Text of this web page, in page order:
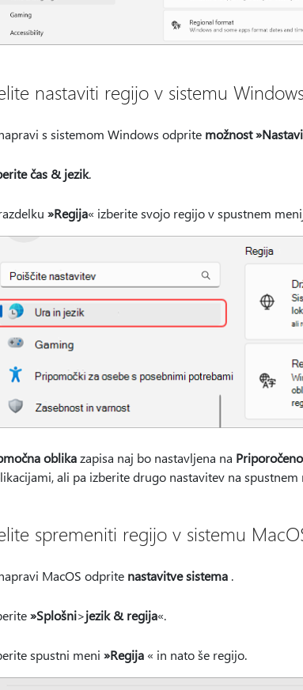
nastaviti regijo v sistemu
s sistemom Windows odprite možnost
čas & jezik.
»Regija« izberite svojo regijo v spustnem
oblikazapisa naj bo nastavljena na Priporočeno
ali pa izberite drugo nastavitev na spustnem
spremeniti regijo v sistemu
MacOS odprite nastavitve sistema .
»Splošni>jezik & regija«.
spustni meni »Regija « in nato še regijo.